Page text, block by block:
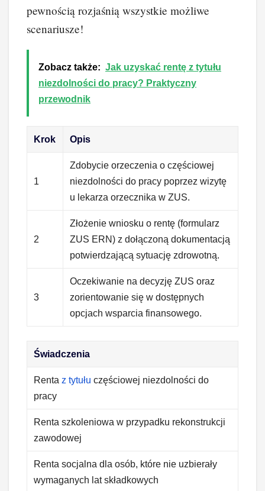
pewnością rozjaśnią wszystkie możliwe
scenariusze!
Zobacz także: Jak uzyskać rentę z tytułu
niezdolności do pracy? Praktyczny
przewodnik
Krok Opis
1
Zdobycie orzeczenia o częściowej
niezdolności do pracy poprzez wizytę
u lekarza orzecznika w ZUS.
2
Złożenie wniosku o rentę (formularz
ZUS ERN) z dołączoną dokumentacją
potwierdzającą sytuację zdrowotną.
3
Oczekiwanie na decyzję ZUS oraz
zorientowanie się w dostępnych
opcjach wsparcia finansowego.
Świadczenia
Rentaz tytułu częściowej niezdolności do
pracy
Renta szkoleniowa w przypadku rekonstrukcji
zawodowej
Renta socjalna dla osób, które nie uzbierały
wymaganych lat składkowych